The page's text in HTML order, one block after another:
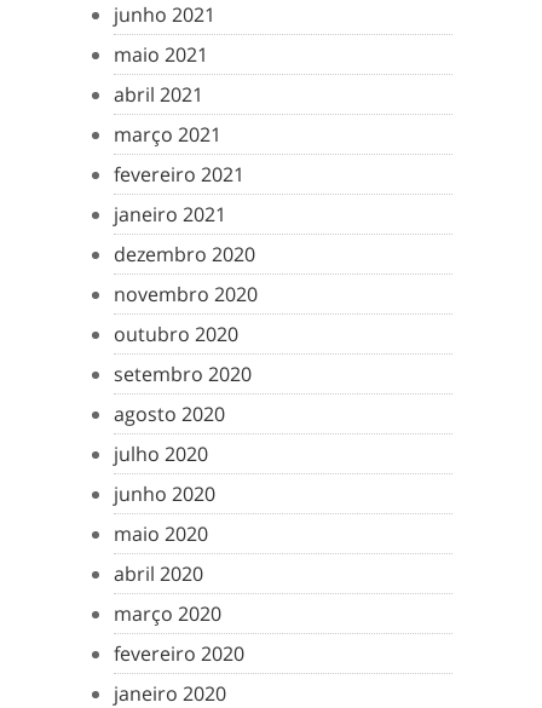
junho 2021
maio 2021
abril 2021
março 2021
fevereiro 2021
janeiro 2021
dezembro 2020
novembro 2020
outubro 2020
setembro 2020
agosto 2020
julho 2020
junho 2020
maio 2020
abril 2020
março 2020
fevereiro 2020
janeiro 2020